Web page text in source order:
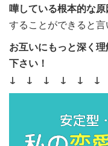
嘩している根本的な
することができると言
お互いにもっと深く
下さい！
↓ ↓ ↓ ↓ ↓ ↓